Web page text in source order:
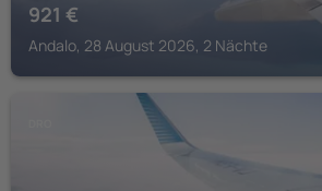
921 €
Andalo, 28 August 2026, 2 Nächte